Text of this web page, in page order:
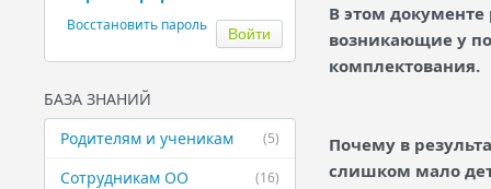
Восстановить пароль
БАЗА ЗНАНИЙ
(5)
Родителям и ученикам
(16)
Сотрудникам ОО
В этом
возникающие у
комплектования.
Почему в
слишком мало